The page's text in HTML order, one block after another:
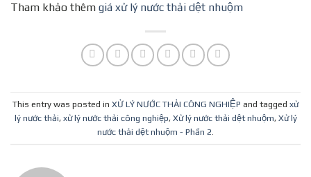
Tham khảo thêm giá xử lý nước thải dệt nhuộm
This entry was posted in XỬ LÝ NƯỚC THẢI CÔNG NGHIỆP and tagged xử
lý nước thải, xử lý nước thải công nghiệp, Xử lý nước thải dệt nhuộm, Xử lý
nước thải dệt nhuộm - Phần 2